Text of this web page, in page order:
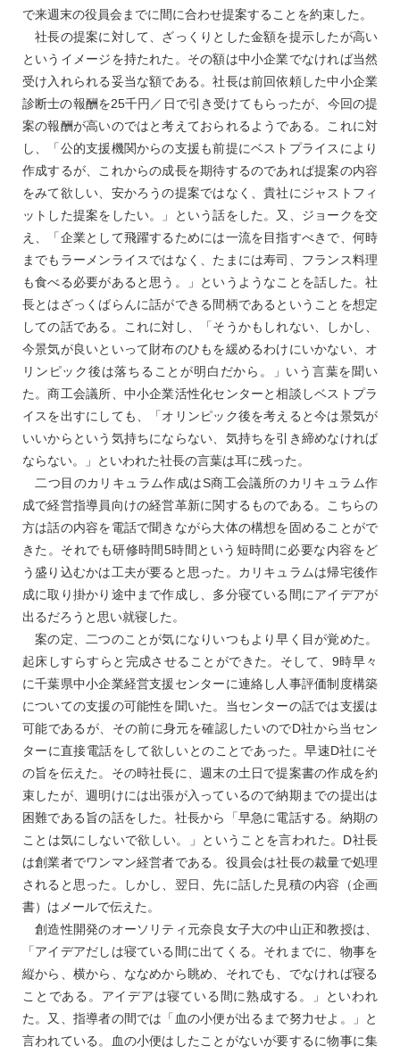
で来週末の役員会までに間に合わせ提案することを約束した。
社長の提案に対して、ざっくりとした金額を提示したが高い
というイメージを持たれた。その額は中小企業でなければ当然
受け入れられる妥当な額である。社長は前回依頼した中小企業
診断士の報酬を25千円／日で引き受けてもらったが、今回の提
案の報酬が高いのではと考えておられるようである。これに対
し、「公的支援機関からの支援も前提にベストプライスにより
作成するが、これからの成長を期待するのであれば提案の内容
をみて欲しい、安かろうの提案ではなく、貴社にジャストフィ
ットした提案をしたい。」という話をした。又、ジョークを交
え、「企業として飛躍するためには一流を目指すべきで、何時
までもラーメンライスではなく、たまには寿司、フランス料理
も食べる必要があると思う。」というようなことを話した。社
長とはざっくばらんに話ができる間柄であるということを想定
しての話である。これに対し、「そうかもしれない、しかし、
今景気が良いといって財布のひもを緩めるわけにいかない、オ
リンピック後は落ちることが明白だから。」いう言葉を聞い
た。商工会議所、中小企業活性化センターと相談しベストプラ
イスを出すにしても、「オリンピック後を考えると今は景気が
いいからという気持ちにならない、気持ちを引き締めなければ
ならない。」といわれた社長の言葉は耳に残った。
二つ目のカリキュラム作成はS商工会議所のカリキュラム作
成で経営指導員向けの経営革新に関するものである。こちらの
方は話の内容を電話で聞きながら大体の構想を固めることがで
きた。それでも研修時間5時間という短時間に必要な内容をど
う盛り込むかは工夫が要ると思った。カリキュラムは帰宅後作
成に取り掛かり途中まで作成し、多分寝ている間にアイデアが
出るだろうと思い就寝した。
案の定、二つのことが気になりいつもより早く目が覚めた。
起床しすらすらと完成させることができた。そして、9時早々
に千葉県中小企業経営支援センターに連絡し人事評価制度構築
についての支援の可能性を聞いた。当センターの話では支援は
可能であるが、その前に身元を確認したいのでD社から当セン
ターに直接電話をして欲しいとのことであった。早速D社にそ
の旨を伝えた。その時社長に、週末の土日で提案書の作成を約
束したが、週明けには出張が入っているので納期までの提出は
困難である旨の話をした。社長から「早急に電話する。納期の
ことは気にしないで欲しい。」ということを言われた。D社長
は創業者でワンマン経営者である。役員会は社長の裁量で処理
されると思った。しかし、翌日、先に話した見積の内容（企画
書）はメールで伝えた。
創造性開発のオーソリティ元奈良女子大の中山正和教授は、
「アイデアだしは寝ている間に出てくる。それまでに、物事を
縦から、横から、ななめから眺め、それでも、でなければ寝る
ことである。アイデアは寝ている間に熟成する。」といわれ
た。又、指導者の間では「血の小便が出るまで努力せよ。」と
言われている。血の小便はしたことがないが要するに物事に集